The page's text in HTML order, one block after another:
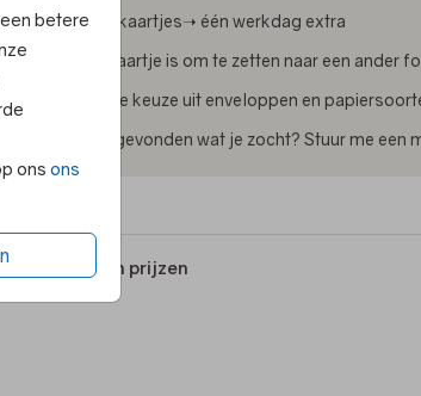
betere
ons ons
Foliekaartjes➝ één werkdag extra
Elk kaartje is om te zetten naar een ander
Ruime keuze uit enveloppen en
Niet gevonden wat je zocht? Stuur me een
Formaten en prijzen